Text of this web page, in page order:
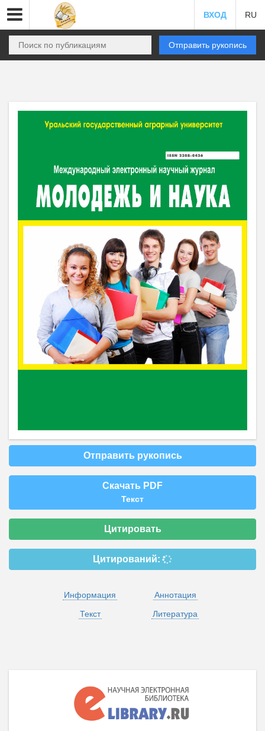
ВХОД RU
Отправить рукопись
Отправить рукопись
Скачать PDF
Текст
Цитировать
Цитирований:
Информация
Аннотация
Текст
Литература